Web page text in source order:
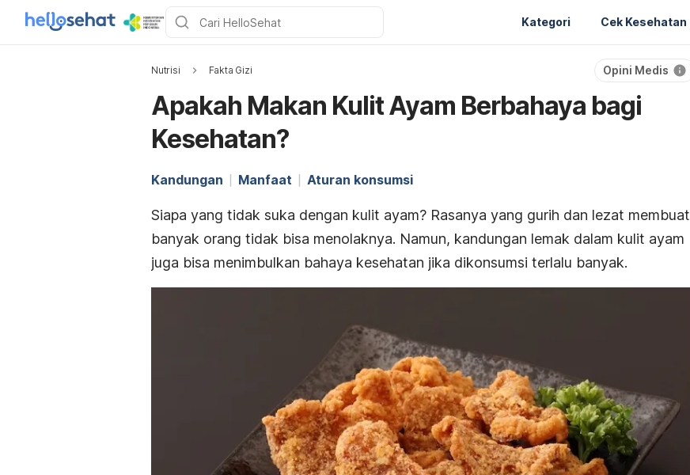
Kategori Cek Kesehatan
Nutrisi Fakta Gizi Opini Medis
Apakah Makan Kulit Ayam Berbahaya bagi
Kesehatan?
Kandungan Manfaat Aturan konsumsi
Siapa yang tidak suka dengan kulit ayam? Rasanya yang gurih dan lezat membuat
banyak orang tidak bisa menolaknya. Namun, kandungan lemak dalam kulit ayam
juga bisa menimbulkan bahaya kesehatan jika dikonsumsi terlalu banyak.